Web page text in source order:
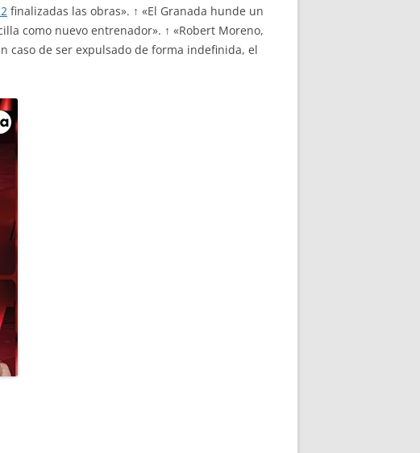
finalizadas las obras». ↑ «El Granada hunde un
como nuevo entrenador». ↑ «Robert Moreno,
caso de ser expulsado de forma indefinida, el